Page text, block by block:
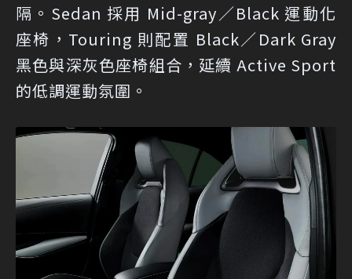
隔。Sedan 採用 Mid-gray／Black 運動化
座椅，Touring 則配置 Black／Dark Gray
黑色與深灰色座椅組合，延續 Active Sport
的低調運動氛圍。